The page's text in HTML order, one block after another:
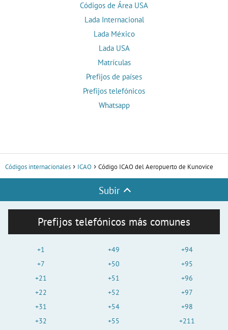
Códigos de Área USA
Lada Internacional
Lada México
Lada USA
Matrículas
Prefijos de países
Prefijos telefónicos
Whatsapp
Códigos internacionales ICAO Código ICAO del Aeropuerto de Kunovice
Subir
Prefijos telefónicos más comunes
+1
+7
+21
+22
+31
+32
+49
+50
+51
+52
+54
+55
+94
+95
+96
+97
+98
+211